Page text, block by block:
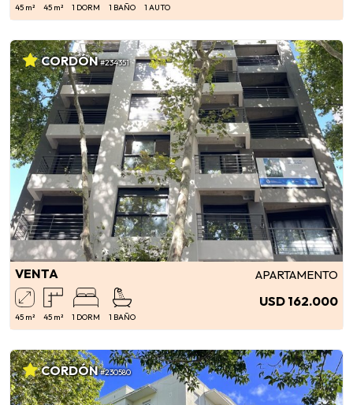
45 m² 45 m² 1 DORM 1 BAÑO 1 AUTO
CORDÓN#234351
VENTA APARTAMENTO
45 m² 45 m² 1 DORM 1 BAÑO
USD 162.000
CORDÓN#230580